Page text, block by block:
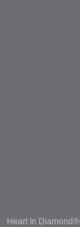
Heart In